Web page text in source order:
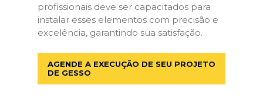
profissionais deve ser capacitados para
instalar esses elementos com precisão e
excelência, garantindo sua satisfação.
AGENDE A EXECUÇÃO DE SEU PROJETO
DE GESSO